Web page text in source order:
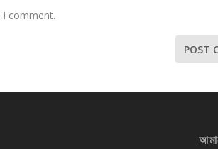
comment.